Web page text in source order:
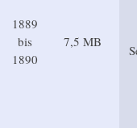
1889
bis
1890
7,5 MB